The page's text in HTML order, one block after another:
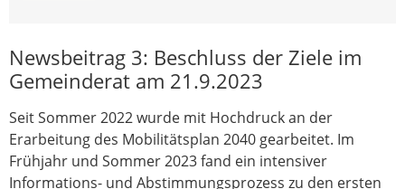
Newsbeitrag 3: Beschluss der Ziele im
Gemeinderat am 21.9.2023
Seit Sommer 2022 wurde mit Hochdruck an der
Erarbeitung des Mobilitätsplan 2040 gearbeitet. Im
Frühjahr und Sommer 2023 fand ein intensiver
Informations- und Abstimmungsprozess zu den ersten